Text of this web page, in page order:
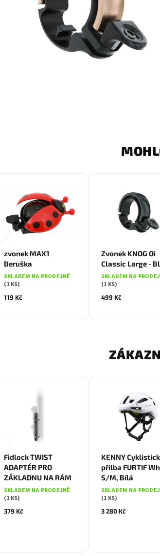
zvonek MAX1
Beruška
SKLADEM NA PRODEJNĚ
(1 KS)
119 Kč
Zvonek KNOG Oi
Classic Large -
SKLADEM NA
(1 KS)
499 Kč
Fidlock TWIST
ADAPTÉR PRO
ZÁKLADNU NA RÁM
SKLADEM NA PRODEJNĚ
(1 KS)
379 Kč
KENNY
přilba FURTIF
S/M, Bílá
SKLADEM NA
(1 KS)
3 280 Kč